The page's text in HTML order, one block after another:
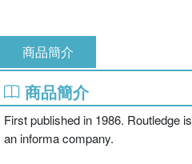
商品簡介
商品簡介
First published in 1986. Routledge
an informa company.